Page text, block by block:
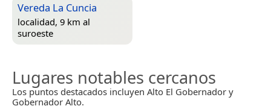
Vereda La Cuncia
localidad, 9 km al
suroeste
Lugares notables cercanos
Los puntos destacados incluyen Alto El Gobernador y
Gobernador Alto.